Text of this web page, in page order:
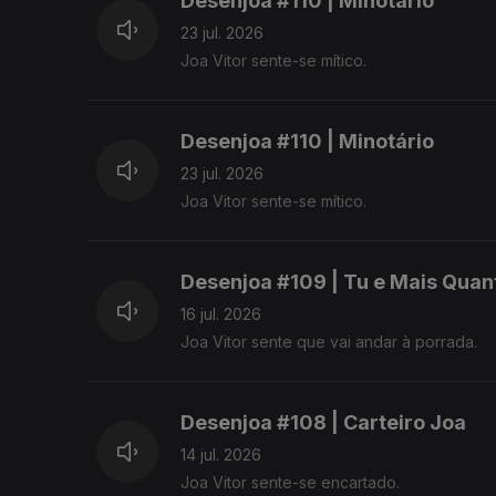
23 jul. 2026
Joa Vitor sente-se mítico.
Desenjoa #110 | Minotário
23 jul. 2026
Joa Vitor sente-se mítico.
Desenjoa #109 | Tu e Mais
16 jul. 2026
Joa Vitor sente que vai andar à porrada.
Desenjoa #108 | Carteiro Joa
14 jul. 2026
Joa Vitor sente-se encartado.